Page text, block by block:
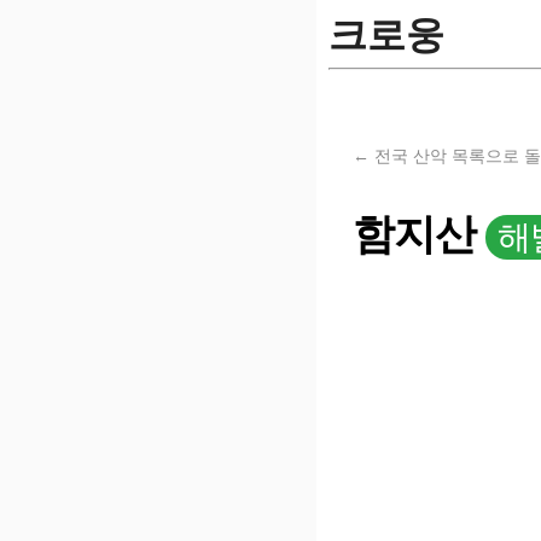
크로웅
← 전국 산악 목록으로
함지산 해